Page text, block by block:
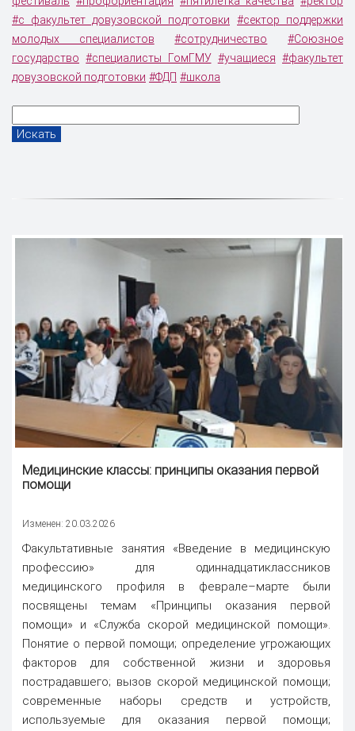
#с факультет довузовской подготовки
#сектор поддержки
молодых специалистов
#сотрудничество
#Союзное
государство #специалисты ГомГМУ #учащиеся #факультет
довузовской подготовки #ФДП #школа
Медицинские классы: принципы оказания первой
помощи
Изменен: 20.03.2026
Факультативные занятия «Введение в медицинскую
профессию» для одиннадцатиклассников
медицинского профиля в феврале–марте были
посвящены темам «Принципы оказания первой
помощи» и «Служба скорой медицинской помощи».
Понятие о первой помощи; определение угрожающих
факторов для собственной жизни и здоровья
пострадавшего; вызов скорой медицинской помощи;
современные наборы средств и устройств,
используемые для оказания первой помощи;